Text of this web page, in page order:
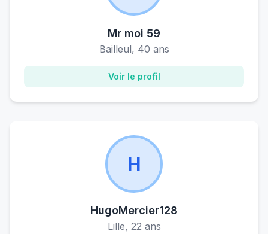
Mr moi 59
Bailleul, 40 ans
Voir le profil
H
HugoMercier128
Lille, 22 ans